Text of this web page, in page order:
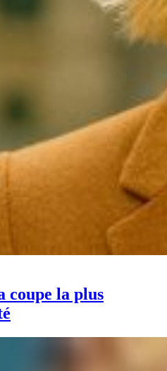
coupe la plus